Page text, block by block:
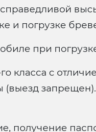
справедливой
и погрузке
при
класса с
получение